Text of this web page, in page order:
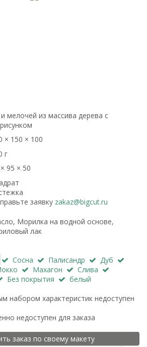
мелочей из массива дерева с
× 150 × 100
г
95 × 50
заявку zakaz@bigcut.ru
Морилка на водной основе,
лак
Сосна Палисандр
Дуб
Махагон
Слива
Без покрытия
белый
набором характеристик недоступен
недоступен для заказа
заказ по своему макету